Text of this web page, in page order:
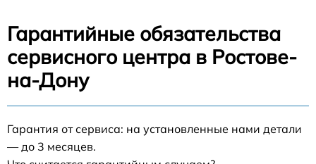
Гарантийные обязательства
сервисного центра в Ростове-
на-Дону
Гарантия от сервиса: на установленные нами детали
— до 3 месяцев.